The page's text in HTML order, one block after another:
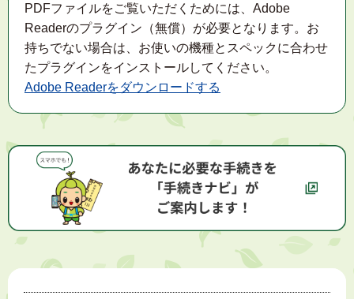
PDFファイルをご覧いただくためには、Adobe
Readerのプラグイン（無償）が必要となります。お
持ちでない場合は、お使いの機種とスペックに合わせ
たプラグインをインストールしてください。
Adobe Readerをダウンロードする